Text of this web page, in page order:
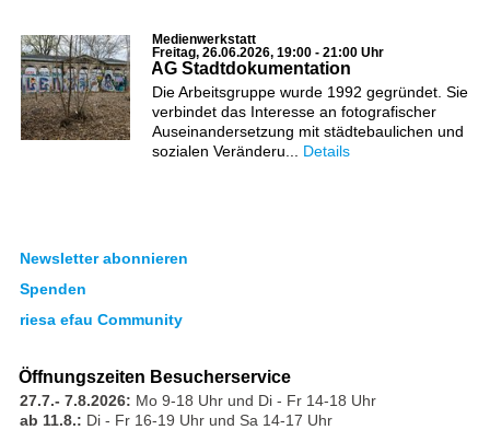
Medienwerkstatt
Freitag, 26.06.2026, 19:00 - 21:00 Uhr
AG Stadtdokumentation
Die Arbeitsgruppe wurde 1992 gegründet. Sie
verbindet das Interesse an fotografischer
Auseinandersetzung mit städtebaulichen und
sozialen Veränderu... Details
Newsletter abonnieren
Spenden
riesa efau Community
Öffnungszeiten Besucherservice
27.7.- 7.8.2026: Mo 9-18 Uhr und Di - Fr 14-18 Uhr
ab 11.8.: Di - Fr 16-19 Uhr und Sa 14-17 Uhr